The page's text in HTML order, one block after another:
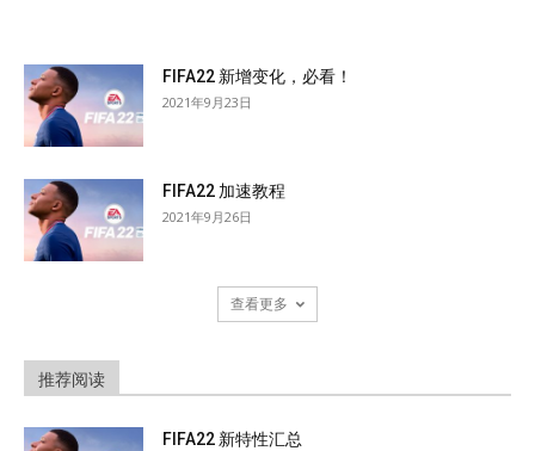
FIFA22 新增变化，必看！
2021年9月23日
FIFA22 加速教程
2021年9月26日
查看更多
推荐阅读
FIFA22 新特性汇总